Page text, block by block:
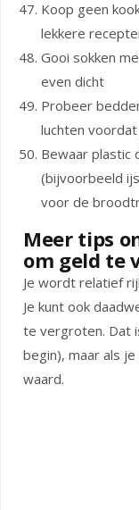
Koop geen
lekkere
Gooi sokken
even dicht
Probeer
luchten
Bewaar plastic
(bijvoorbeeld
voor de
Meer tips
om geld te
Je wordt relatief
Je kunt ook
te vergroten. Dat
begin), maar als
waard.